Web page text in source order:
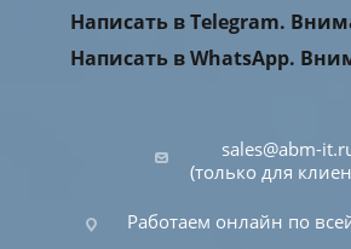
Написать в Telegram.
Написать в WhatsApp.
sales@abm-
(только для
Работаем онлайн по